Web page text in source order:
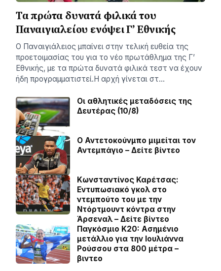
Τα πρώτα δυνατά φιλικά του
Παναιγιαλείου ενόψει Γ’ Εθνικής
Ο Παναιγιάλειος μπαίνει στην τελική ευθεία της
προετοιμασίας του για το νέο πρωτάθλημα της Γ’
Εθνικής, με τα πρώτα δυνατά φιλικά τεστ να έχουν
ήδη προγραμματιστεί.Η αρχή γίνεται στ…
Οι αθλητικές μεταδόσεις της
Δευτέρας (10/8)
Ο Αντετοκούνμπο μιμείται τον
Αντεμπάγιο – Δείτε βίντεο
Κωνσταντίνος Καρέτσας:
Εντυπωσιακό γκολ στο
ντεμπούτο του με την
Ντόρτμουντ κόντρα στην
Άρσεναλ – Δείτε βίντεο
Παγκόσμιο Κ20: Ασημένιο
μετάλλιο για την Ιουλιάννα
Ρούσσου στα 800 μέτρα –
βιντεο